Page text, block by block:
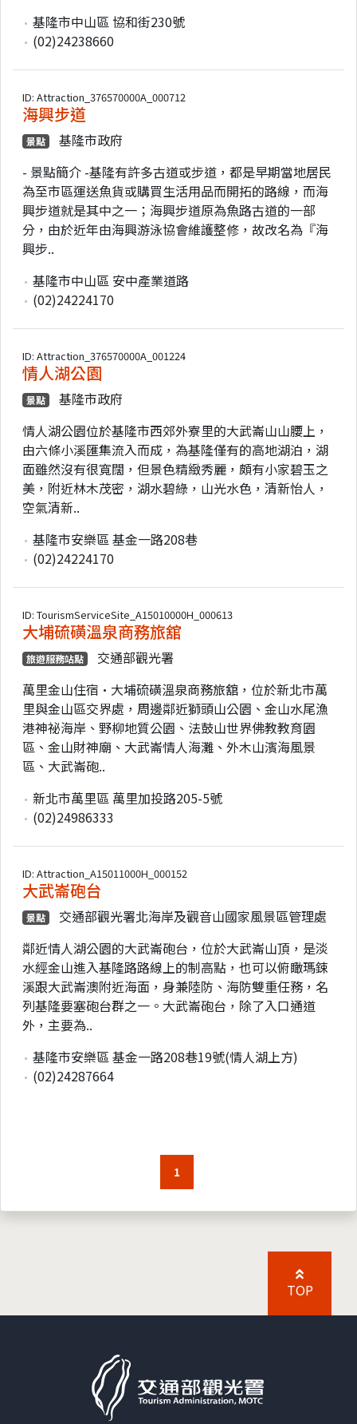
基隆市中山區 協和街230號
(02)24238660
ID: Attraction_376570000A_000712
海興步道
景點
基隆市政府
- 景點簡介 -基隆有許多古道或步道，都是早期當地居民
為至市區運送魚貨或購買生活用品而開拓的路線，而海
興步道就是其中之一；海興步道原為魚路古道的一部
分，由於近年由海興游泳協會維護整修，故改名為『海
興步..
基隆市中山區 安中產業道路
(02)24224170
ID: Attraction_376570000A_001224
情人湖公園
景點
基隆市政府
情人湖公園位於基隆市西郊外寮里的大武崙山山腰上，
由六條小溪匯集流入而成，為基隆僅有的高地湖泊，湖
面雖然沒有很寬闊，但景色精緻秀麗，頗有小家碧玉之
美，附近林木茂密，湖水碧綠，山光水色，清新怡人，
空氣清新..
基隆市安樂區 基金一路208巷
(02)24224170
ID: TourismServiceSite_A15010000H_000613
大埔硫磺溫泉商務旅舘
旅遊服務站點
交通部觀光署
萬里金山住宿•大埔硫磺溫泉商務旅舘，位於新北市萬
里與金山區交界處，周邊鄰近獅頭山公園、金山水尾漁
港神祕海岸、野柳地質公園、法鼓山世界佛教教育園
區、金山財神廟、大武崙情人海灘、外木山濱海風景
區、大武崙砲..
新北市萬里區 萬里加投路205-5號
(02)24986333
ID: Attraction_A15011000H_000152
大武崙砲台
景點
交通部觀光署北海岸及觀音山國家風景區管理處
鄰近情人湖公園的大武崙砲台，位於大武崙山頂，是淡
水經金山進入基隆路路線上的制高點，也可以俯瞰瑪鋉
溪跟大武崙澳附近海面，身兼陸防、海防雙重任務，名
列基隆要塞砲台群之一。大武崙砲台，除了入口通道
外，主要為..
基隆市安樂區 基金一路208巷19號(情人湖上方)
(02)24287664
1
TOP